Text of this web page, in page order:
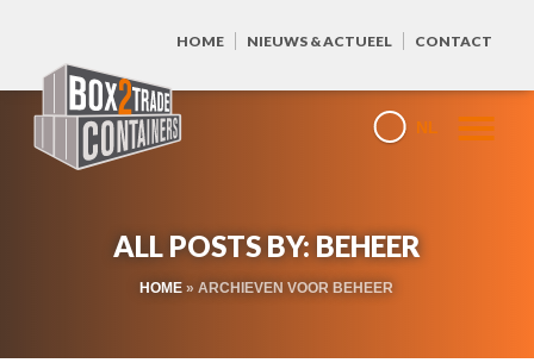
HOME NIEUWS & ACTUEEL CONTACT
NL
ALL POSTS BY: BEHEER
HOME »ARCHIEVEN VOOR BEHEER